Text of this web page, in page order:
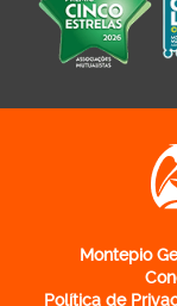
Andorra;
Montepio
Política de